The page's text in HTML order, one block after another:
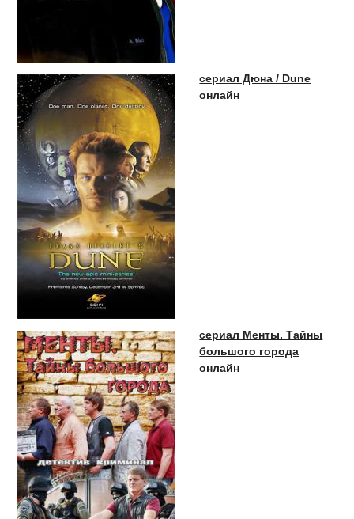
сериал Дюна / Dune
онлайн
сериал Менты. Тайны
большого города
онлайн